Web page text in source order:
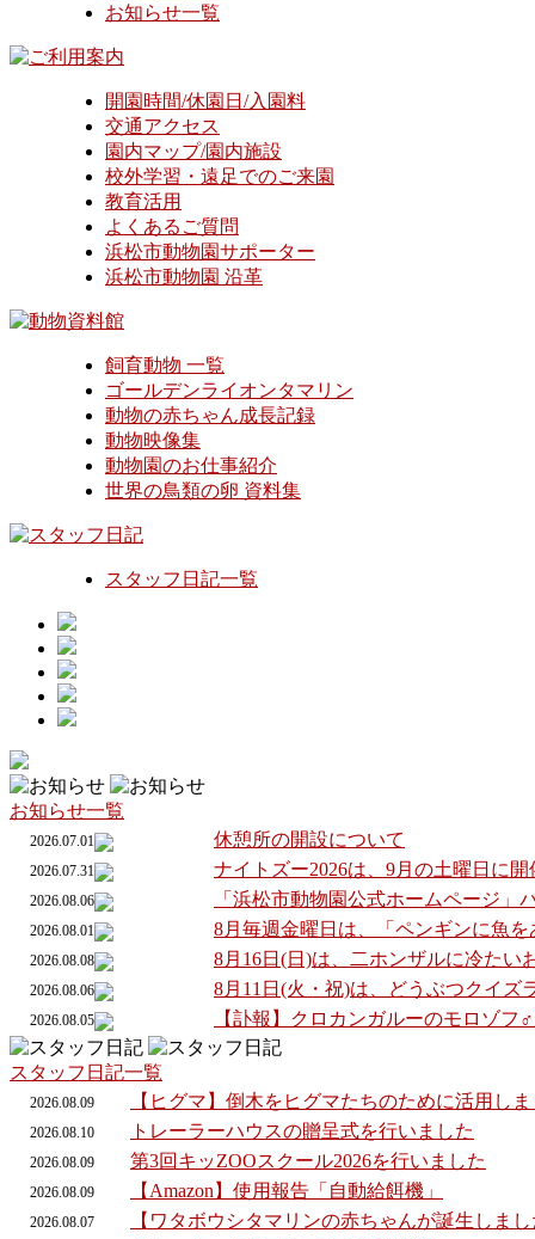
お知らせ一覧
開園時間/休園日/入園料
交通アクセス
園内マップ/園内施設
校外学習・遠足でのご来園
教育活用
よくあるご質問
浜松市動物園サポーター
浜松市動物園 沿革
飼育動物 一覧
ゴールデンライオンタマリン
動物の赤ちゃん成長記録
動物映像集
動物園のお仕事紹介
世界の鳥類の卵 資料集
スタッフ日記一覧
お知らせ一覧
2026.07.01 休憩所の開設について
2026.07.31 ナイトズー2026は、9月の土曜日に開
2026.08.06 「浜松市動物園公式ホームページ」
2026.08.01 8月毎週金曜日は、「ペンギンに魚
2026.08.08 8月16日(日)は、二ホンザルに冷たい
2026.08.06 8月11日(火・祝)は、どうぶつクイズ
2026.08.05 【訃報】クロカンガルーのモロゾフ
スタッフ日記一覧
2026.08.09 【ヒグマ】倒木をヒグマたちのために活用し
2026.08.10 トレーラーハウスの贈呈式を行いました
2026.08.09 第3回キッZOOスクール2026を行いました
2026.08.09 【Amazon】使用報告「自動給餌機」
2026.08.07 【ワタボウシタマリンの赤ちゃんが誕生しま